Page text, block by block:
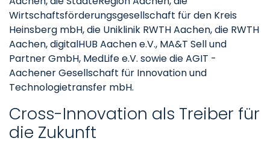
Wirtschaftsförderungsgesellschaft für den Kreis
Heinsberg mbH, die Uniklinik RWTH Aachen, die RWTH
Aachen, digitalHUB Aachen e.V., MA&T Sell und
Partner GmbH, MedLife e.V. sowie die AGIT -
Aachener Gesellschaft für Innovation und
Technologietransfer mbH.
Cross-Innovation als Treiber für
die Zukunft